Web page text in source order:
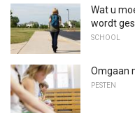
Wat u
wordt
SCHOOL
Omgaan
PESTEN